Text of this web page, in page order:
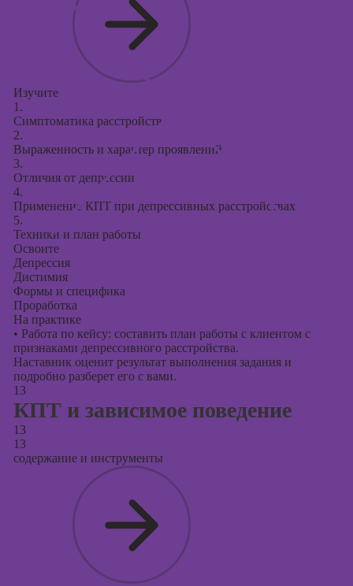
Изучите
1.
Симптоматика расстройств
2.
Выраженность и характер проявлений
3.
Отличия от депрессии
4.
Применение КПТ при депрессивных расстройствах
5.
Техники и план работы
Освоите
Депрессия
Дистимия
Формы и специфика
Проработка
На практике
• Работа по кейсу: составить план работы с клиентом с
признаками депрессивного расстройства.
Наставник оценит результат выполнения задания и
подробно разберет его с вами.
13
КПТ и зависимое поведение
13
13
содержание и инструменты